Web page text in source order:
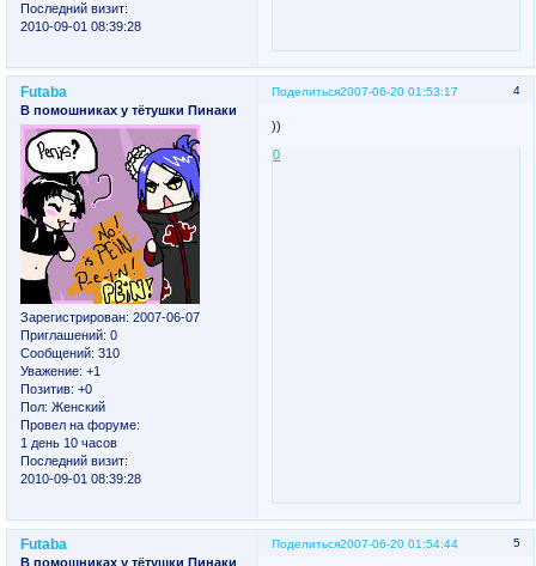
Последний визит:
2010-09-01 08:39:28
Поделиться 4
2007-06-20 01:53:17
Futaba
В помошниках у тётушки Пинаки
Зарегистрирован: 2007-06-07
Приглашений: 0
Сообщений: 310
Уважение: +1
Позитив: +0
Пол: Женский
Провел на форуме:
1 день 10 часов
Последний визит:
2010-09-01 08:39:28
))
0
Поделиться 5
2007-06-20 01:54:44
Futaba
В помошниках у тётушки Пинаки